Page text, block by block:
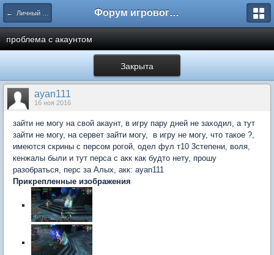
← Личный кабинет Форум игрового проекта Riverrise
проблема с акаунтом
Закрыта
ayan111
16 ноя 2016
зайти не могу на свой акаунт, в игру пару дней не заходил, а тут
зайти не могу, на сервет зайти могу, в игру не могу, что такое ?,
имеются скрины с персом рогой, одел фул т10 3степени, воля,
кенжалы были и тут перса с акк как будто нету, прошу
разобраться, перс за Алых, акк: ayan111
Прикрепленные изображения